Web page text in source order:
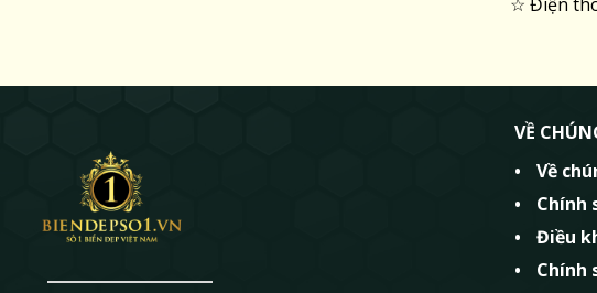
VỀ
Về
Chính
Điều
Chính